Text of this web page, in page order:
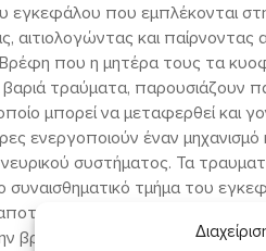
εγκεφάλου που εμπλέκονται
αιτιολογώντας και
Βρέφη που η μητέρα τους τα
τραύματα, παρουσιάζουν
μπορεί να μεταφερθεί και
ενεργοποιούν έναν
συστήματος. Τα
τμήμα του
την εμφάνιση
βρεφική ηλικία είναι